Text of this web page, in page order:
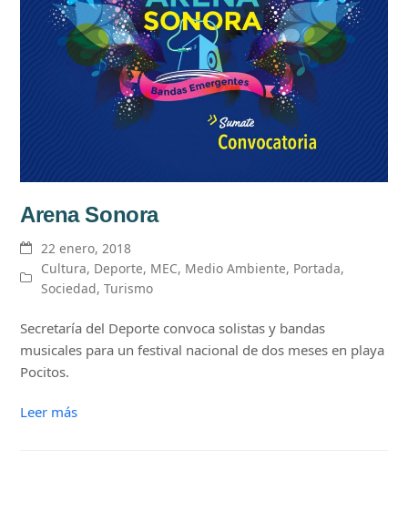
Arena Sonora
22 enero, 2018
Cultura, Deporte, MEC, Medio Ambiente, Portada,
Sociedad,Turismo
Secretaría del Deporte convoca solistas y bandas
musicales para un festival nacional de dos meses en playa
Pocitos.
Leer más